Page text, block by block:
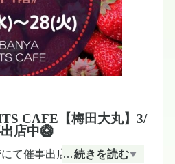
CAFE【梅田大丸】3/
店中🥝
て催事出店中です。
…続きを読む